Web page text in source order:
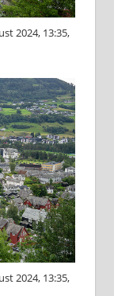
2024, 13:35,
2024, 13:35,